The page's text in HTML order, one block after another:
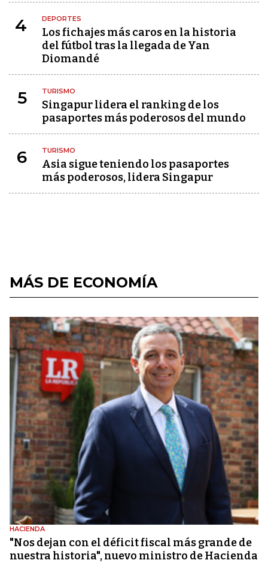
4 DEPORTES
Los fichajes más caros en la historia
del fútbol tras la llegada de Yan
Diomandé
5 TURISMO
Singapur lidera el ranking de los
pasaportes más poderosos del mundo
6 TURISMO
Asia sigue teniendo los pasaportes
más poderosos, lidera Singapur
MÁS DE ECONOMÍA
HACIENDA
"Nos dejan con el déficit fiscal más grande de
nuestra historia", nuevo ministro de Hacienda